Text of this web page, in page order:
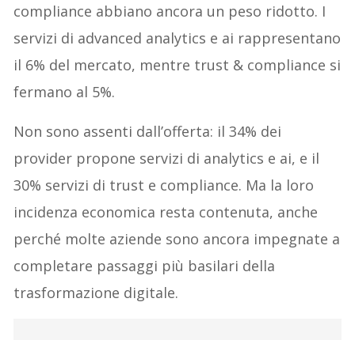
compliance abbiano ancora un peso ridotto. I
servizi di advanced analytics e ai rappresentano
il 6% del mercato, mentre trust & compliance si
fermano al 5%.
Non sono assenti dall’offerta: il 34% dei
provider propone servizi di analytics e ai, e il
30% servizi di trust e compliance. Ma la loro
incidenza economica resta contenuta, anche
perché molte aziende sono ancora impegnate a
completare passaggi più basilari della
trasformazione digitale.